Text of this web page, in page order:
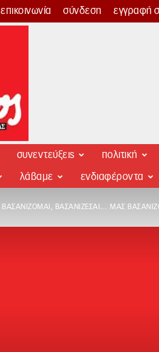
επικοινωνία σύνδεση εγγραφή
συνεντεύξεις πολιτική
λάβαμε ενδιαφέροντα
ΒΑΣΑΝΊΖΟΜΑΙ, ΒΑΣΑΝΊΖΕΣΑΙ… ΜΑΣ